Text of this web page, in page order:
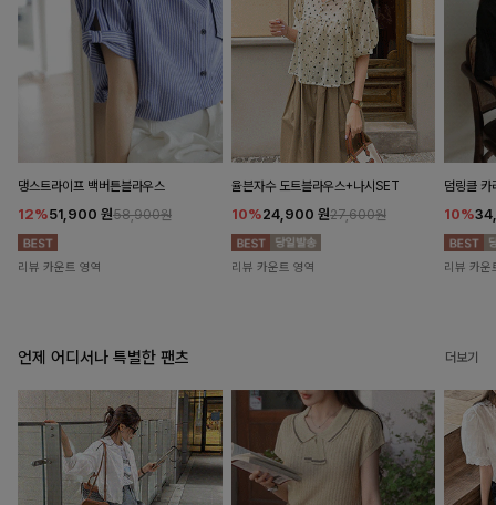
댕스트라이프 백버튼블라우스
12%51,900 원58,900원
리뷰 카운트 영역
율븐자수 도트블라우스+나시SET
10%24,900 원27,600원
리뷰 카운트 영역
덤링클 카
10%
리뷰 카운
언제 어디서나 특별한 팬츠 더보기